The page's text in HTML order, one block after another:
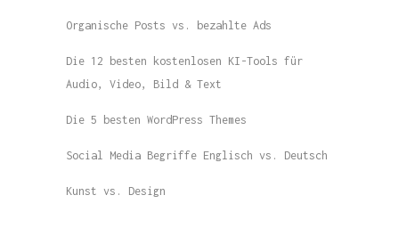
Organische Posts vs. bezahlte Ads
Die 12 besten kostenlosen KI-Tools für
Audio, Video, Bild & Text
Die 5 besten WordPress Themes
Social Media Begriffe Englisch vs. Deutsch
Kunst vs. Design